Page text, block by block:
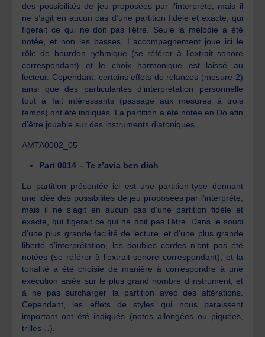
des possibilités de jeu proposées par l’interprète, mais il
ne s’agit en aucun cas d’une partition fidèle et exacte, qui
figerait ce qui ne doit pas l’être. Seule la mélodie a été
notée, et non les basses. L’accompagnement joue ici le
rôle de bourdon rythmique (se référer à l’extrait sonore
correspondant) et le choix harmonique est laissé au
lecteur. Cependant, certains effets de relances (mesure 2)
ainsi que des particularités d’interprétation personnelle
tout à fait intéressants (passage aux mesures à trois
temps) ont été indiqués. La partition a été notée en Do afin
d’être jouable sur des instruments diatoniques.
AMTA0002_05
Part 0014 – Te z’avia ben dich
La partition présentée ici est une partition-type donnant
une idée des possibilités de jeu proposées par l’interprète,
mais il ne s’agit en aucun cas d’une partition fidèle et
exacte, qui figerait ce qui ne doit pas l’être. Dans le souci
d’une plus grande facilité de lecture, et d’une plus grande
liberté d’interprétation, les doubles cordes n’ont pas été
notées (se référer à l’extrait sonore correspondant), et la
tonalité a été choisie de manière à correspondre à une
exécution aisée sur le plus grand nombre d’instrument, et
à ne pas surcharger la partition avec des altérations.
Cependant, les effets de styles qui nous paraissent
important ont été indiqués (notes allongées ou piquées,
trilles…).